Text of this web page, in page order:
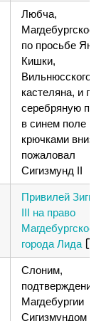
Любча,
Магдебургское
по просьбе Яна
Кишки,
Вильнюсского
кастеляна, и герб,
серебряную
в синем поле
крючками вниз,
пожаловал
Сигизмунд II
Привилей
III на право
Магдебургское
города Лида
Слоним,
подтверждение
Магдебургии
Сигизмундом III